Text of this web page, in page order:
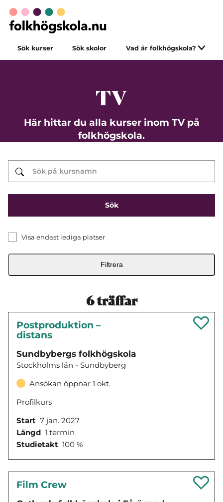
Sök kurser Sök skolor Vad är folkhögskola?
TV
Här hittar du alla kurser inom TV på
folkhögskola.
Visa endast lediga platser
Filtrera
6träffar
Postproduktion –
distans
Sundbybergs folkhögskola
Stockholms län - Sundbyberg
Ansökan öppnar 1 okt.
Profilkurs
Start 7 jan. 2027
Längd 1 termin
Studietakt 100 %
Film Crew